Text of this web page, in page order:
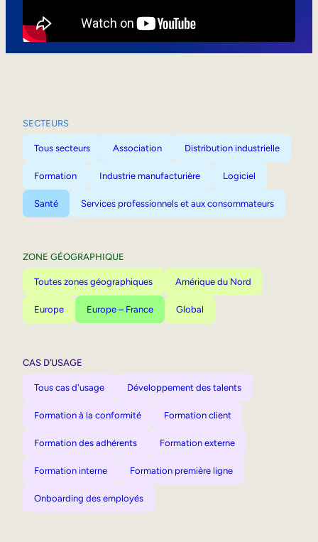
SECTEURS
Tous secteurs Association Distribution industrielle
Formation Industrie manufacturière Logiciel
Santé Services professionnels et aux consommateurs
ZONE GÉOGRAPHIQUE
Toutes zones géographiques Amérique du Nord
Europe Europe – France Global
CAS D’USAGE
Tous cas d'usage Développement des talents
Formation à la conformité Formation client
Formation des adhérents Formation externe
Formation interne Formation première ligne
Onboarding des employés